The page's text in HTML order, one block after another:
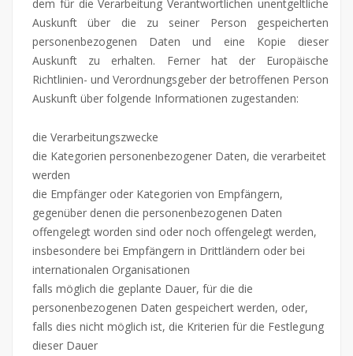
dem für die Verarbeitung Verantwortlichen unentgeltliche
Auskunft über die zu seiner Person gespeicherten
personenbezogenen Daten und eine Kopie dieser
Auskunft zu erhalten. Ferner hat der Europäische
Richtlinien- und Verordnungsgeber der betroffenen Person
Auskunft über folgende Informationen zugestanden:
die Verarbeitungszwecke
die Kategorien personenbezogener Daten, die verarbeitet
werden
die Empfänger oder Kategorien von Empfängern,
gegenüber denen die personenbezogenen Daten
offengelegt worden sind oder noch offengelegt werden,
insbesondere bei Empfängern in Drittländern oder bei
internationalen Organisationen
falls möglich die geplante Dauer, für die die
personenbezogenen Daten gespeichert werden, oder,
falls dies nicht möglich ist, die Kriterien für die Festlegung
dieser Dauer